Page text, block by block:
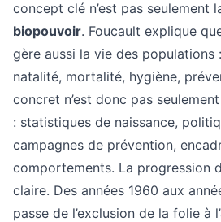
concept clé n’est pas seulement
biopouvoir. Foucault explique
gère aussi la vie des populations
natalité, mortalité, hygiène,
concret n’est donc pas
: statistiques de naissance,
campagnes de prévention,
comportements. La progression
claire. Des années 1960 aux
passe de l’exclusion de la folie à